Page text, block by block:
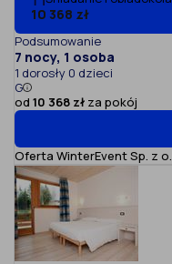
10 368 zł
Podsumowanie
7 nocy, 1 osoba
1 dorosły 0 dzieci
G
od 10 368 zł za pokój
Oferta WinterEvent Sp. z